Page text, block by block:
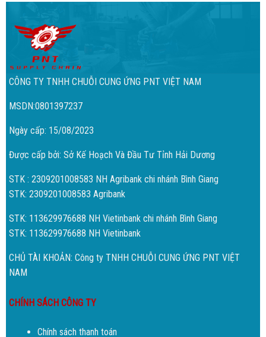
CÔNG TY TNHH CHUỖI CUNG ỨNG PNT VIỆT NAM
MSDN:0801397237
Ngày cấp: 15/08/2023
Được cấp bởi: Sở Kế Hoạch Và Đầu Tư Tỉnh Hải Dương
STK : 2309201008583 NH Agribank chi nhánh Bình Giang
STK: 2309201008583 Agribank
STK: 113629976688 NH Vietinbank chi nhánh Bình Giang
STK: 113629976688 NH Vietinbank
CHỦ TÀI KHOẢN: Công ty TNHH CHUỖI CUNG ỨNG PNT VIỆT
NAM
CHÍNH SÁCH CÔNG TY
Chính sách thanh toán